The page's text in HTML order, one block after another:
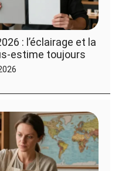
: l’éclairage et la
estime toujours